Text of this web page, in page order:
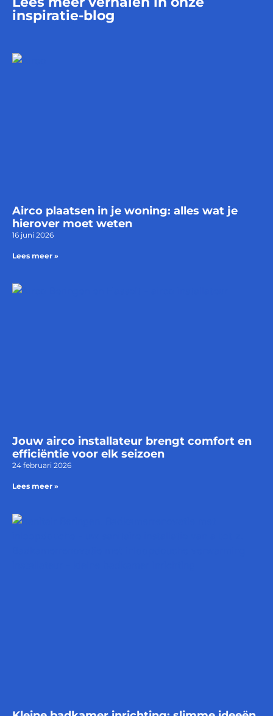
inspiratie-blog
Airco plaatsen in je woning: alles wat je
hierover moet weten
16 juni 2026
Lees meer »
Jouw airco installateur brengt comfort en
efficiëntie voor elk seizoen
24 februari 2026
Lees meer »